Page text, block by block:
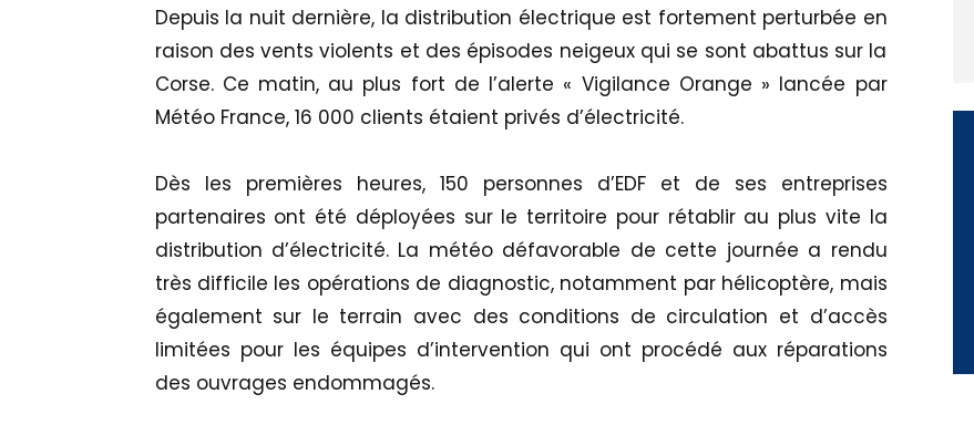
Depuis la nuit dernière, la distribution électrique est fortement perturbée en
raison des vents violents et des épisodes neigeux qui se sont abattus sur la
Corse. Ce matin, au plus fort de l’alerte « Vigilance Orange » lancée par
Météo France, 16 000 clients étaient privés d’électricité.
Dès les premières heures, 150 personnes d’EDF et de ses entreprises
partenaires ont été déployées sur le territoire pour rétablir au plus vite la
distribution d’électricité. La météo défavorable de cette journée a rendu
très difficile les opérations de diagnostic, notamment par hélicoptère, mais
également sur le terrain avec des conditions de circulation et d’accès
limitées pour les équipes d’intervention qui ont procédé aux réparations
des ouvrages endommagés.